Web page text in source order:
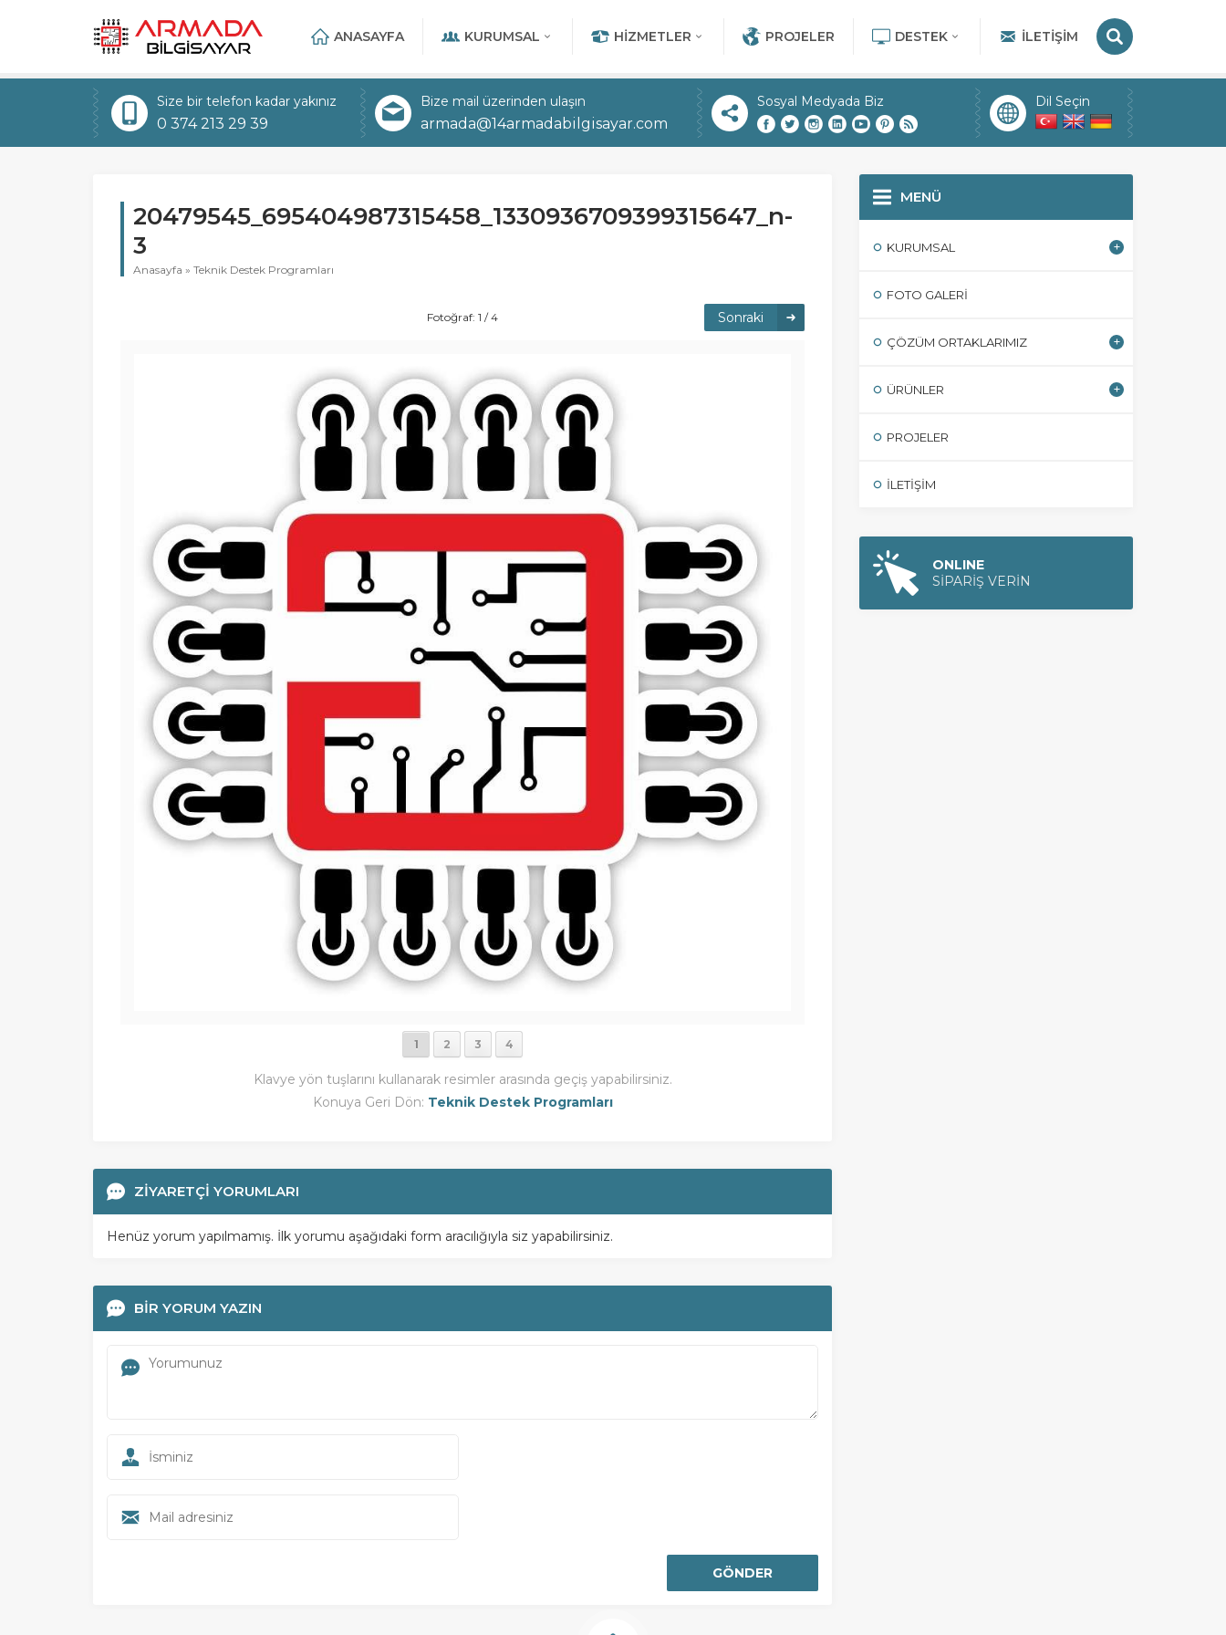
ANASAYFA KURUMSAL HIZMETLER PROJELER DESTEK İLETIŞIM
Size bir telefon kadar yakınız
0 374 213 29 39
Bize mail üzerinden ulaşın
armada@14armadabilgisayar.com
Sosyal Medyada Biz Dil Seçin
20479545_695404987315458_1330936709399315647_n-
3
Anasayfa » Teknik Destek Programları
Fotoğraf: 1 / 4 Sonraki
1 2 3 4
Klavye yön tuşlarını kullanarak resimler arasında geçiş yapabilirsiniz.
Konuya Geri Dön: Teknik Destek Programları
ZİYARETÇİ YORUMLARI
Henüz yorum yapılmamış. İlk yorumu aşağıdaki form aracılığıyla siz yapabilirsiniz.
BİR YORUM YAZIN
MENÜ
KURUMSAL
FOTO GALERI
ÇÖZÜM ORTAKLARIMIZ
ÜRÜNLER
PROJELER
İLETIŞIM
ONLINE
SİPARİŞ VERİN